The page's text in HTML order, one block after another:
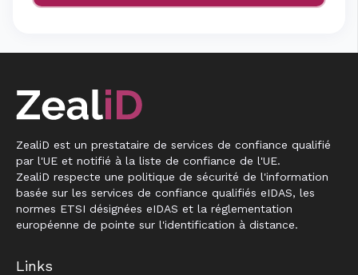
ZealiD est un prestataire de services de confiance qualifié
par l'UE et notifié à la liste de confiance de l'UE.
ZealiD respecte une politique de sécurité de l'information
basée sur les services de confiance qualifiés eIDAS, les
normes ETSI désignées eIDAS et la réglementation
européenne de pointe sur l'identification à distance.
Links